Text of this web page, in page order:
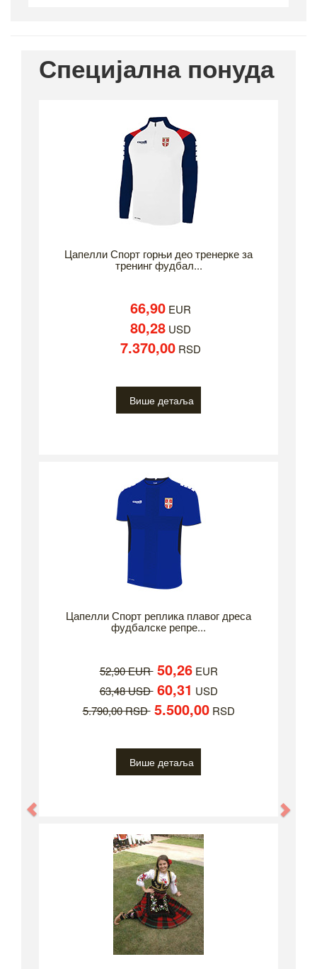
Специјална понуда
Цапелли Спорт горњи део тренерке за
тренинг фудбал...
66,90EUR
80,28USD
7.370,00RSD
Више детаља
Цапелли Спорт реплика плавог дреса
фудбалске репре...
52,90 EUR 50,26EUR
63,48 USD 60,31 USD
5.790,00 RSD 5.500,00RSD
Више детаља